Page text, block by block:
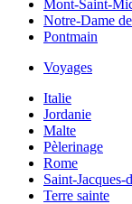
Mont-Saint-
Notre-Dame
Pontmain
Voyages
Italie
Jordanie
Malte
Pèlerinage
Rome
Saint-Jacques-
Terre sainte